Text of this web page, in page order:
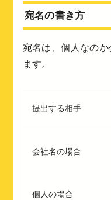
宛名の書き方
宛名は、個人なの
ます。
提出する相手
会社名の場合
個人の場合